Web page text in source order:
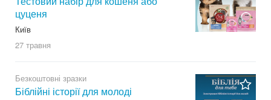
цуценя
Київ
27 травня
Безкоштовні зразки
Біблійні історії для молоді